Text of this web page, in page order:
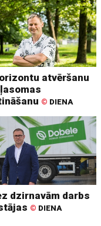
atvēršanu
© DIENA
dzirnavām darbs
© DIENA